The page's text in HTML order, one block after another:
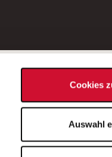
Cookies
Auswahl
Bei Fragen zu einer
wenden Sie sich bitte an
Stellenausschreibung genannte*n